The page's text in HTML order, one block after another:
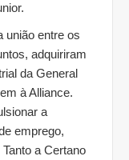
união entre os
adquiriram
da General
à Alliance.
a
emprego,
a Certano